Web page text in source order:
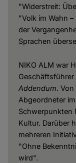
"Widerstreit:
"Volk im Wahn
der
Sprachen
NIKO ALM war
Addendum. Von
Abgeordneter
Schwerpunkten
Kultur. Darüber
mehreren
"Ohne
wird".